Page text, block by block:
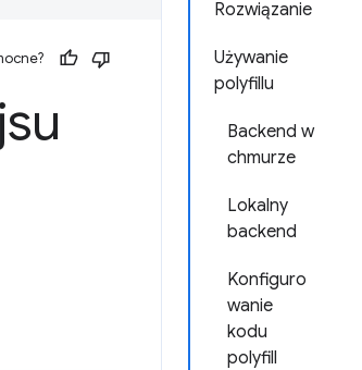
Rozwiązanie
Używanie
polyfillu
Backend w
chmurze
Lokalny
backend
Konfiguro
wanie
kodu
polyfill